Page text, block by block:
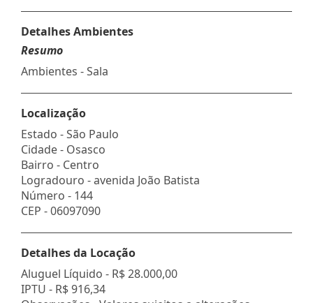
Detalhes Ambientes
Resumo
Ambientes - Sala
Localização
Estado -São Paulo
Cidade - Osasco
Bairro - Centro
Logradouro -avenida João Batista
Número - 144
CEP -06097090
Detalhes da Locação
Aluguel Líquido - R$ 28.000,00
IPTU - R$ 916,34